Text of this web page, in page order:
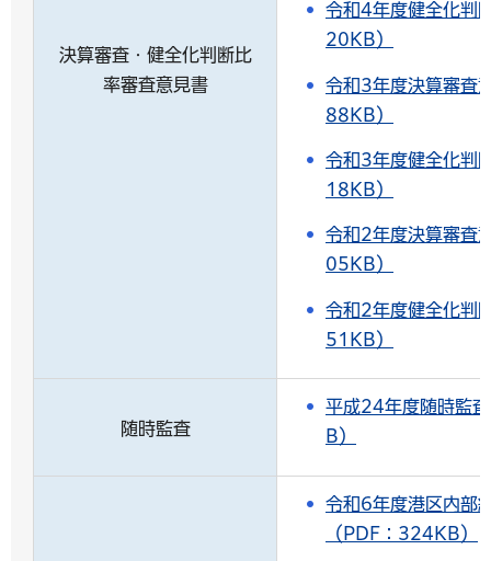
決算審査・健全化判断比
率審査意見書
令和4年度健全化判
20KB）
令和3年度決算審査
88KB）
令和3年度健全化判
18KB）
令和2年度決算審査
05KB）
令和2年度健全化判
51KB）
随時監査
平成24年度随時監
B）
令和6年度港区内部
（PDF：324KB）